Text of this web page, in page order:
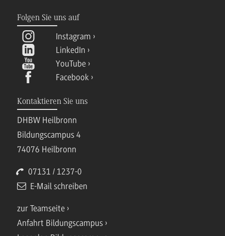
Folgen Sie uns auf
Instagram
LinkedIn
YouTube
Facebook
Kontaktieren Sie uns
DHBW Heilbronn
Bildungscampus 4
74076 Heilbronn
07131 / 1237-0
E-Mail schreiben
zur Teamseite
Anfahrt Bildungscampus